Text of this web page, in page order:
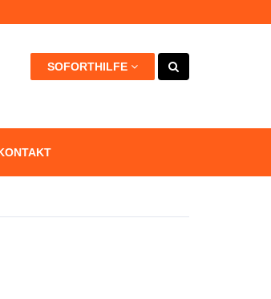
SOFORTHILFE